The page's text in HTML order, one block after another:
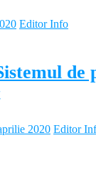
Editor Info
de
2020 Editor